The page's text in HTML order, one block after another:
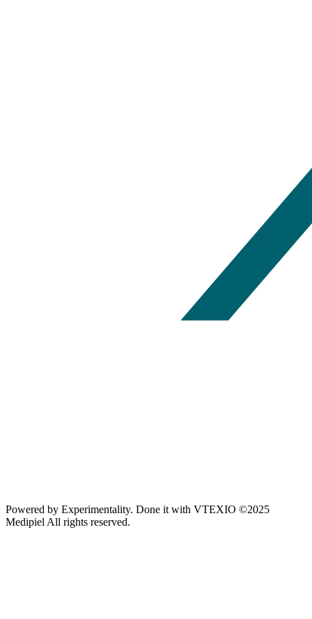
Powered by Experimentality. Done it with VTEXIO ©2025
Medipiel All rights reserved.